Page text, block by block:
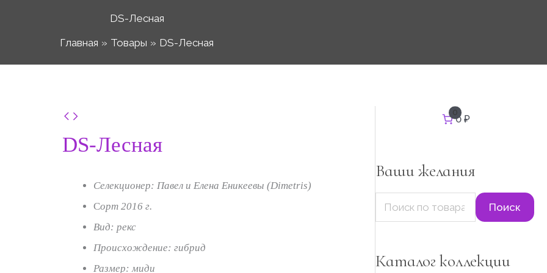
DS-Лесная
Главная
Товары DS-Лесная
DS-Лесная
Селекционер: Павел и Елена Еникеевы (Dimetris)
Сорт 2016 г.
Вид: рекс
Происхождение: гибрид
Размер: миди
–
Количество
DS-
0
0 ₽
Ваши желания
ь
Поиск
Каталог коллекции